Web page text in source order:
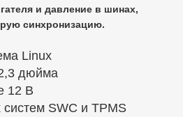
и давление в шинах,
синхронизацию.
Linux
дюйма
12 В
SWC и TPMS